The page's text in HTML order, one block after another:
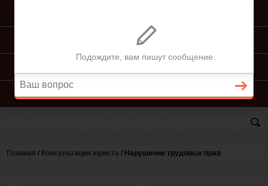
ПОДАЧА ИСКА
КОНСУЛЬТАЦИЯ ЮРИСТА
Главная / Консультация юриста / Нарушение трудовых прав